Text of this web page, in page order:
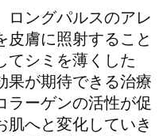
ロングパルスのアレ
皮膚に照射すること
てシミを薄くした
果が期待できる治療
ラーゲンの活性が促
肌へと変化していき